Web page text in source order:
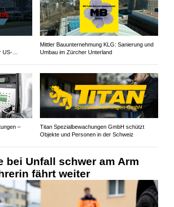
US-
Mittler Bauunternehmung KLG: Sanierung und
Umbau im Zürcher Unterland
–
Titan Spezialbewachungen GmbH schützt
Objekte und Personen in der Schweiz
bei Unfall schwer am Arm
fährt weiter